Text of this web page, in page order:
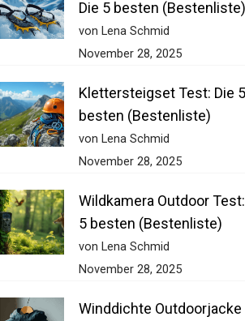
Die 5 besten (Bestenliste)
von Lena Schmid
November 28, 2025
Klettersteigset Test: Die 5
besten (Bestenliste)
von Lena Schmid
November 28, 2025
Wildkamera Outdoor Test:
5 besten (Bestenliste)
von Lena Schmid
November 28, 2025
Winddichte Outdoorjacke